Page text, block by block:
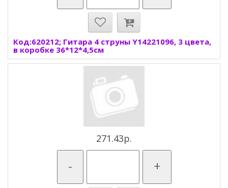
Код:620212; Гитара 4 струны Y14221096, 3 цвета,
в коробке 36*12*4,5см
271.43р.
- +